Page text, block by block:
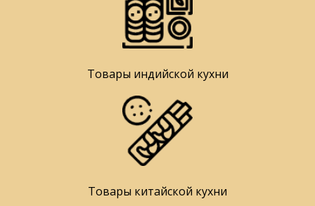
Товары индийской кухни
Товары китайской кухни